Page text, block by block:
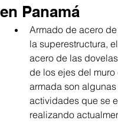
en Panamá
Armado de acero
la superestructura,
acero de las
de los ejes del muro
armada son
actividades que se
realizando